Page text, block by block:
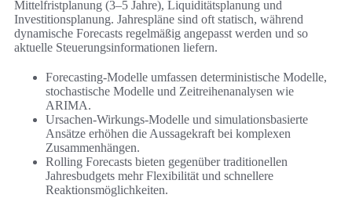
Mittelfristplanung (3–5 Jahre), Liquiditätsplanung und
Investitionsplanung. Jahrespläne sind oft statisch, während
dynamische Forecasts regelmäßig angepasst werden und so
aktuelle Steuerungsinformationen liefern.
Forecasting-Modelle umfassen deterministische Modelle,
stochastische Modelle und Zeitreihenanalysen wie
ARIMA.
Ursachen-Wirkungs-Modelle und simulationsbasierte
Ansätze erhöhen die Aussagekraft bei komplexen
Zusammenhängen.
Rolling Forecasts bieten gegenüber traditionellen
Jahresbudgets mehr Flexibilität und schnellere
Reaktionsmöglichkeiten.